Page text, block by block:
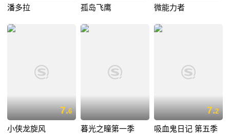
潘多拉 孤岛飞鹰 微能力者
7.6
小侠龙旋风 暮光之瞳第一季
7.2
吸血鬼日记 第五季